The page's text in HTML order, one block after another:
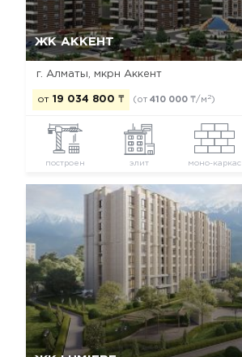
ЖК АККЕНТ
г. Алматы, мкрн Аккент
от 19 034 800 ₸ (от 410 000 ₸/м 2)
построен элит моно-каркас
Да, удалить Отмена
Да, удалить